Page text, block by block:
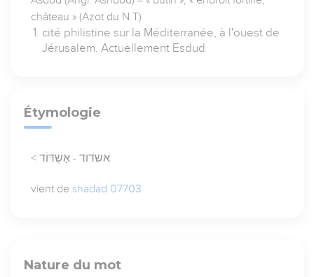
château » (Azot du N.T)
cité philistine sur la Méditerranée, à l'ouest de
Jérusalem. Actuellement Esdud
Étymologie
< אשדוד - אַשְׁדּוֹד
vient de shadad 07703
Nature du mot